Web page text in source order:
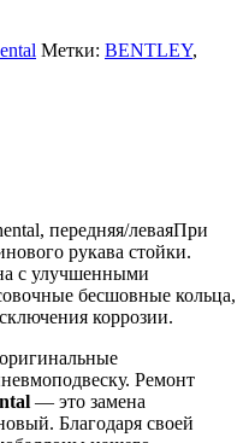
Метки: BENTLEY,
При
рукава стойки.
с улучшенными
бесшовные кольца,
коррозии.
Ремонт
— это замена
Благодаря своей